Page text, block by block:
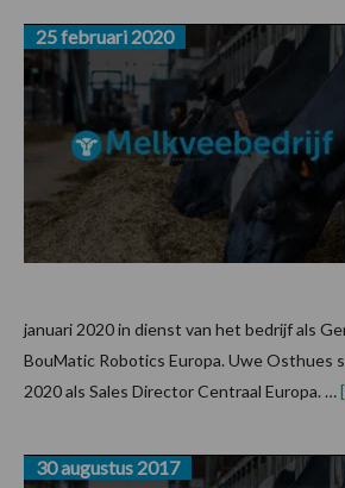
25 februari 2020
januari 2020 in dienst van het bedrijf als
BouMatic Robotics Europa. Uwe Osthues
2020 als Sales Director Centraal Europa. …
30 augustus 2017